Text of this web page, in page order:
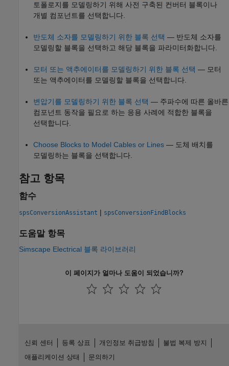
토폴로지를 모델링하기 위해 사전 구축된 컨버터 블록이나
개별 컴포넌트를 선택합니다.
반도체 소자를 모델링하기 위한 블록 선택 — 반도체 소자를
모델링할 블록을 선택하고 해당 블록을 파라미터화합니다.
모터 또는 액추에이터를 모델링하기 위한 블록 선택 — 모터
또는 액추에이터를 모델링할 블록을 선택합니다.
변압기를 모델링하기 위한 블록 선택 — 주파수에 따른 올바른
컴포넌트 동작을 필요로 하는 응용 사례에 적합한 블록을
선택합니다.
Choose Blocks to Model Cables or Lines — 도체 배치를
모델링하는 블록을 선택합니다.
참고 항목
함수
spsConversionAssistant | spsConversionFindBlocks
도움말 항목
Simscape Electrical 블록 라이브러리
이 페이지가 얼마나 도움이 되었습니까?
신뢰 센터 등록 상표 개인정보 취급방침
불법 복제 방지
애플리케이션 상태
문의하기